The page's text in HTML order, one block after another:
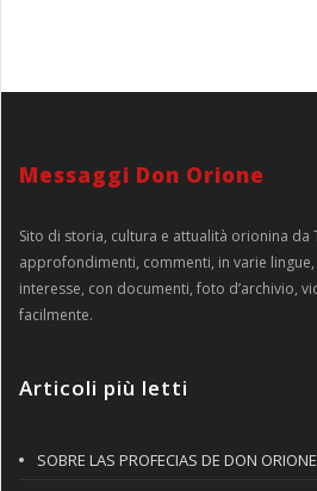
Messaggi Don Orione
Sito di storia, cultura e attualità orionina da
approfondimenti, commenti, in varie
interesse, con documenti, foto d’archivio,
facilmente.
Articoli più letti
SOBRE LAS PROFECIAS DE DON